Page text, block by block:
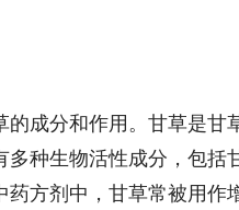
的成分和作用。甘草是甘
多种生物活性成分，包括
药方剂中，甘草常被用作